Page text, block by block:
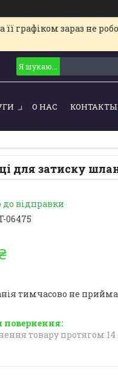
графіком зараз не
О НАС КОНТАКТЫ
для затиску
до відправки
06475
тимчасово не
товару протягом 14